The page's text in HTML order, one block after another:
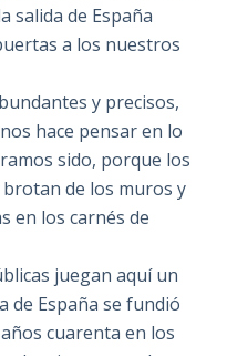
salida de España
a los nuestros
y precisos,
hace pensar en lo
sido, porque los
de los muros y
en los carnés de
juegan aquí un
de España se fundió
cuarenta en los